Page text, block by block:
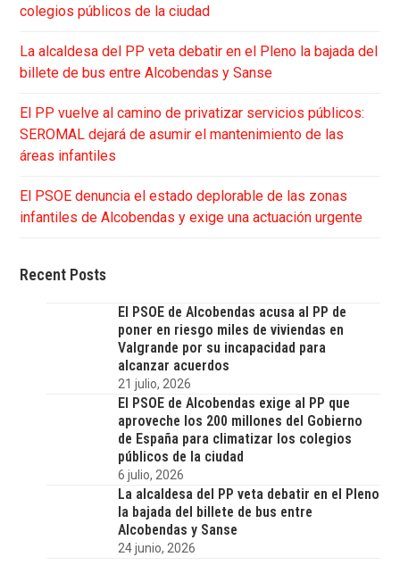
colegios públicos de la ciudad
La alcaldesa del PP veta debatir en el Pleno la bajada del
billete de bus entre Alcobendas y Sanse
El PP vuelve al camino de privatizar servicios públicos:
SEROMAL dejará de asumir el mantenimiento de las
áreas infantiles
El PSOE denuncia el estado deplorable de las zonas
infantiles de Alcobendas y exige una actuación urgente
Recent Posts
El PSOE de Alcobendas acusa al PP de
poner en riesgo miles de viviendas en
Valgrande por su incapacidad para
alcanzar acuerdos
21 julio, 2026
El PSOE de Alcobendas exige al PP que
aproveche los 200 millones del Gobierno
de España para climatizar los colegios
públicos de la ciudad
6 julio, 2026
La alcaldesa del PP veta debatir en el Pleno
la bajada del billete de bus entre
Alcobendas y Sanse
24 junio, 2026